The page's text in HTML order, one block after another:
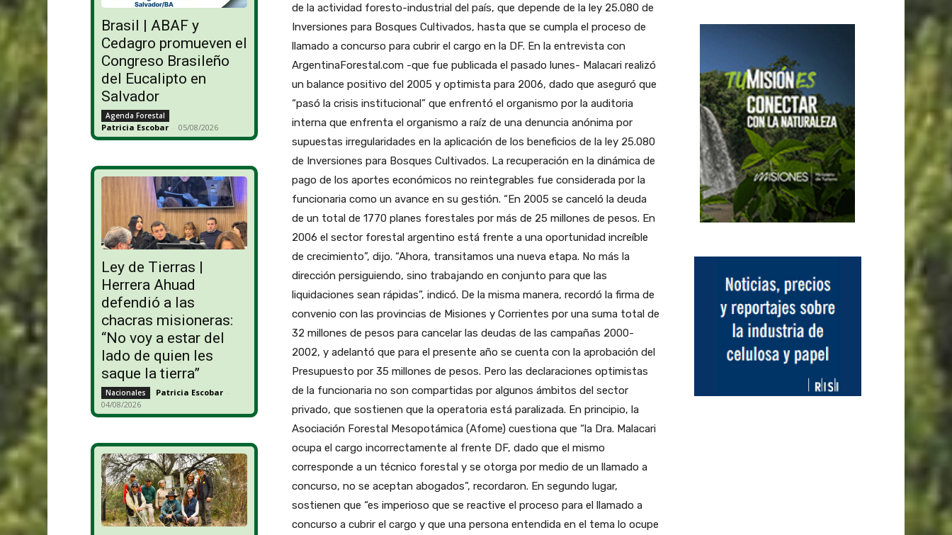
Brasil | ABAF y
Cedagro promueven el
Congreso Brasileño
del Eucalipto en
Salvador
Agenda Forestal
Patricia Escobar - 05/08/2026
Ley de Tierras |
Herrera Ahuad
defendió a las
chacras misioneras:
“No voy a estar del
lado de quien les
saque la tierra”
Nacionales Patricia Escobar -
04/08/2026
de la actividad foresto-industrial del país, que depende de la ley 25.080 de
Inversiones para Bosques Cultivados, hasta que se cumpla el proceso de
llamado a concurso para cubrir el cargo en la DF. En la entrevista con
ArgentinaForestal.com -que fue publicada el pasado lunes- Malacari realizó
un balance positivo del 2005 y optimista para 2006, dado que aseguró que
“pasó la crisis institucional” que enfrentó el organismo por la auditoria
interna que enfrenta el organismo a raíz de una denuncia anónima por
supuestas irregularidades en la aplicación de los beneficios de la ley 25.080
de Inversiones para Bosques Cultivados. La recuperación en la dinámica de
pago de los aportes económicos no reintegrables fue considerada por la
funcionaria como un avance en su gestión. “En 2005 se canceló la deuda
de un total de 1770 planes forestales por más de 25 millones de pesos. En
2006 el sector forestal argentino está frente a una oportunidad increíble
de crecimiento”, dijo. “Ahora, transitamos una nueva etapa. No más la
dirección persiguiendo, sino trabajando en conjunto para que las
liquidaciones sean rápidas”, indicó. De la misma manera, recordó la firma de
convenio con las provincias de Misiones y Corrientes por una suma total de
32 millones de pesos para cancelar las deudas de las campañas 2000-
2002, y adelantó que para el presente año se cuenta con la aprobación del
Presupuesto por 35 millones de pesos. Pero las declaraciones optimistas
de la funcionaria no son compartidas por algunos ámbitos del sector
privado, que sostienen que la operatoria está paralizada. En principio, la
Asociación Forestal Mesopotámica (Afome) cuestiona que “la Dra. Malacari
ocupa el cargo incorrectamente al frente DF, dado que el mismo
corresponde a un técnico forestal y se otorga por medio de un llamado a
concurso, no se aceptan abogados”, recordaron. En segundo lugar,
sostienen que “es imperioso que se reactive el proceso para el llamado a
concurso a cubrir el cargo y que una persona entendida en el tema lo ocupe